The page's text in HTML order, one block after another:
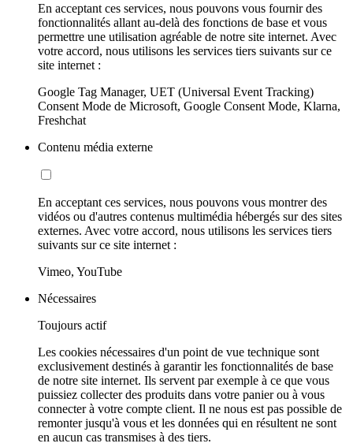
En acceptant ces services, nous pouvons vous fournir des
fonctionnalités allant au-delà des fonctions de base et vous
permettre une utilisation agréable de notre site internet. Avec
votre accord, nous utilisons les services tiers suivants sur ce
site internet :
Google Tag Manager, UET (Universal Event Tracking)
Consent Mode de Microsoft, Google Consent Mode, Klarna,
Freshchat
Contenu média externe
En acceptant ces services, nous pouvons vous montrer des
vidéos ou d'autres contenus multimédia hébergés sur des sites
externes. Avec votre accord, nous utilisons les services tiers
suivants sur ce site internet :
Vimeo, YouTube
Nécessaires
Toujours actif
Les cookies nécessaires d'un point de vue technique sont
exclusivement destinés à garantir les fonctionnalités de base
de notre site internet. Ils servent par exemple à ce que vous
puissiez collecter des produits dans votre panier ou à vous
connecter à votre compte client. Il ne nous est pas possible de
remonter jusqu'à vous et les données qui en résultent ne sont
en aucun cas transmises à des tiers.